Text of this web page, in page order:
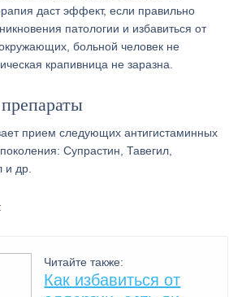
даст эффект, если правильно
патологии и избавиться от
больной человек не
крапивница не заразна.
прием следующих антигистаминных
Супрастин, Тавегил,
и др.
Читайте также:
Как избавиться от